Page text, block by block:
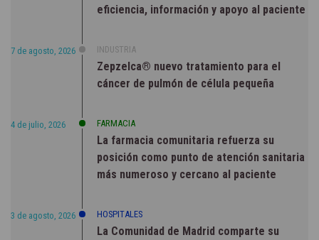
eficiencia, información y apoyo al paciente
7 de agosto, 2026 INDUSTRIA
Zepzelca® nuevo tratamiento para el
cáncer de pulmón de célula pequeña
4 de julio, 2026 FARMACIA
La farmacia comunitaria refuerza su
posición como punto de atención sanitaria
más numeroso y cercano al paciente
3 de agosto, 2026 HOSPITALES
La Comunidad de Madrid comparte su